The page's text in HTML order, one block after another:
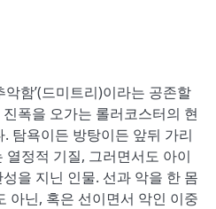
함’(드미트리)이라는 공존할
폭을 오가는 롤러코스터의 현
. 탐욕이든 방탕이든 앞뒤 가리
정적 기질, 그러면서도 아이
을 지닌 인물. 선과 악을 한 몸
아닌, 혹은 선이면서 악인 이중